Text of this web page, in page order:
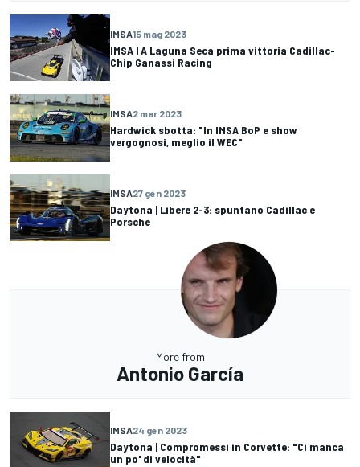
IMSA15 mag 2023
IMSA | A Laguna Seca prima vittoria Cadillac-
Chip Ganassi Racing
IMSA2 mar 2023
Hardwick sbotta: "In IMSA BoP e show
vergognosi, meglio il WEC"
IMSA27 gen 2023
Daytona | Libere 2-3: spuntano Cadillac e
Porsche
More from
Antonio García
IMSA24 gen 2023
Daytona | Compromessi in Corvette: "Ci manca
un po' di velocità"